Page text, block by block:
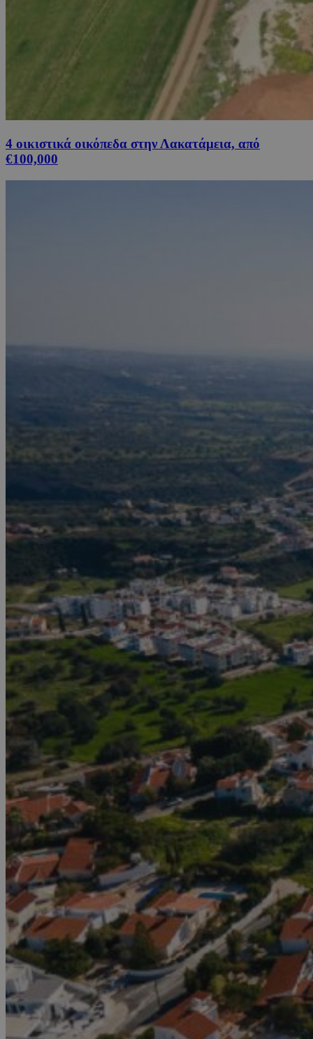
4 οικιστικά οικόπεδα στην Λακατάμεια, από
€100,000